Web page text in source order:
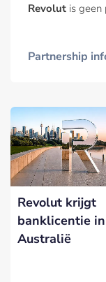
Revolut is geen
Partnership
Revolut krijgt
banklicentie in
Australië